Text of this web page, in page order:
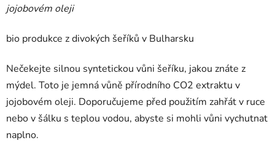
jojobovém oleji
bio produkce z divokých šeříků v Bulharsku
Nečekejte silnou syntetickou vůni šeříku, jakou znáte z
mýdel. Toto je jemná vůně přírodního CO2 extraktu v
jojobovém oleji. Doporučujeme před použitím zahřát v ruce
nebo v šálku s teplou vodou, abyste si mohli vůni vychutnat
naplno.